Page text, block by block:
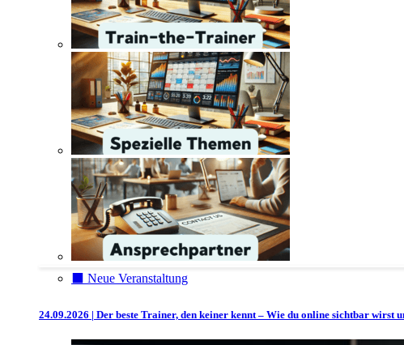
⬛️ Neue Veranstaltung
24.09.2026 | Der beste Trainer, den keiner kennt – Wie du online sichtbar